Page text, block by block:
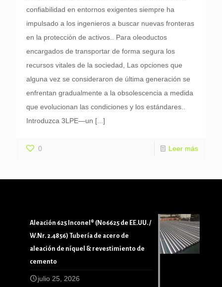
confiabilidad en entornos exigentes siempre ha
impulsado a los ingenieros a buscar nuevas fronteras
en la protección de activos.. Para oleoductos
encargados de transportar de forma segura los
recursos vitales de la sociedad, Las opciones que
alguna vez se consideraron de última generación se
enfrentan gradualmente a la obsolescencia a medida
que evolucionan las condiciones y los estándares..
Introduzca 3LPE—un [...]
0 Leer más
Aleación 625 Inconel® (N06625 de EE.UU. /
W.Nr. 2.4856) Tubería de acero de
aleación de níquel & revestimiento de
cemento
julio 25, 2026